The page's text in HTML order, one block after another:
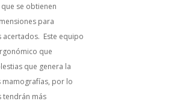
que se obtienen
para
acertados. Este equipo
que
que genera la
mamografías, por lo
tendrán más